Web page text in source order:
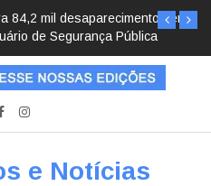
mil desaparecimentos em
de Segurança Pública
e Notícias